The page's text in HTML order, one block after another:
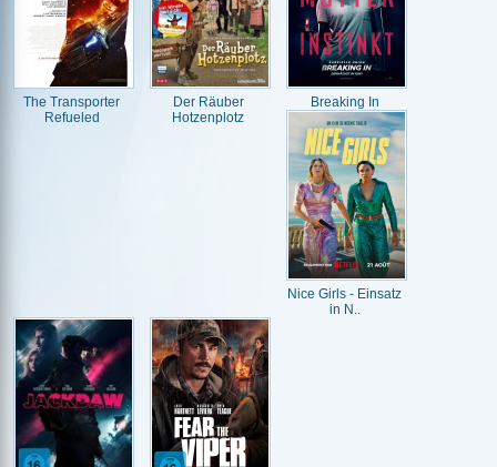
The Transporter
Refueled
Der Räuber
Hotzenplotz
Breaking In
Nice Girls - Einsatz
in N..